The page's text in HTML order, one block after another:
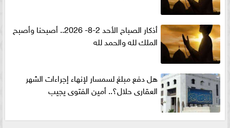
أذكار الصباح الأحد 2-8- 2026.. أصبحنا وأصبح
الملك لله والحمد لله
هل دفع مبلغ لسمسار لإنهاء إجراءات الشهر
العقارى حلال؟.. أمين الفتوى يجيب